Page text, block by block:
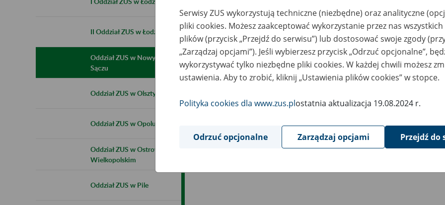
II Oddział ZUS w Łodzi
Oddział ZUS w Nowym
Sączu
Oddział ZUS w Olsztynie
Oddział ZUS w Opolu
Oddział ZUS w Ostrowie
Wielkopolskim
Oddział ZUS w Pile
Serwisy ZUS wykorzystują techniczne (niezbędne) oraz analityczne
pliki cookies. Możesz zaakceptować wykorzystanie przez nas
plików (przycisk „Przejdź do serwisu”) lub dostosować swoje zgody
„Zarządzaj opcjami”). Jeśli wybierzesz przycisk „Odrzuć opcjonalne”,
wykorzystywać tylko niezbędne pliki cookies. W każdej chwili możesz
ustawienia. Aby to zrobić, kliknij „Ustawienia plików cookies” w stopce.
Polityka cookies dla www.zus.plostatnia aktualizacja 19.08.2024 r.
Odrzuć opcjonalne Zarządzaj opcjami Przejdź do